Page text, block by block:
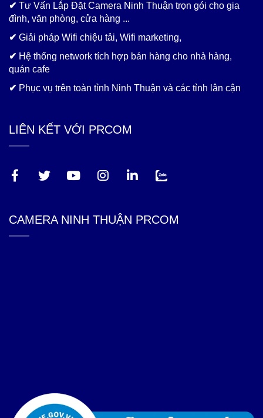
✔ Tư Vấn Lắp Đặt Camera Ninh Thuận trọn gói cho gia
đình, văn phòng, cửa hàng ...
✔ Giải pháp Wifi chiệu tải, Wifi marketing,
✔ Hệ thống network tích hợp bán hàng cho nhà hàng,
quán cafe
✔ Phục vụ trên toàn tỉnh Ninh Thuận và các tỉnh lân cận
LIÊN KẾT VỚI PRCOM
CAMERA NINH THUẬN PRCOM